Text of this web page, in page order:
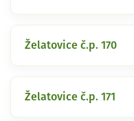
Želatovice č.p. 170
Želatovice č.p. 171